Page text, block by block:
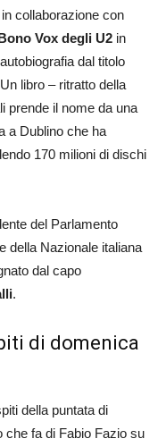
collaborazione con
Vox degli U2 in
dal titolo
libro – ritratto della
prende il nome da una
a Dublino che ha
170 milioni di dischi
del Parlamento
della Nazionale italiana
dal capo
.
di domenica
della puntata di
che fa di Fabio Fazio su